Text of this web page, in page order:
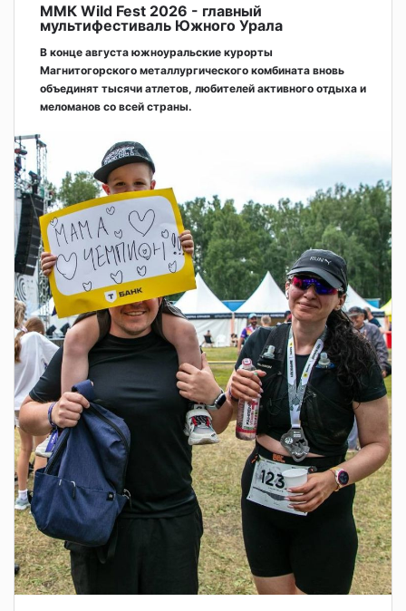
ММК Wild Fest 2026 - главный
мультифестиваль Южного Урала
В конце августа южноуральские курорты
Магнитогорского металлургического комбината вновь
объединят тысячи атлетов, любителей активного отдыха и
меломанов со всей страны.